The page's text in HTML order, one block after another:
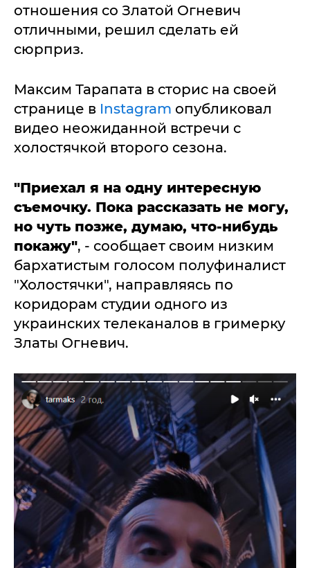
отношения со Златой Огневич
отличными, решил сделать ей
сюрприз.
Максим Тарапата в сторис на своей
странице в Instagram опубликовал
видео неожиданной встречи с
холостячкой второго сезона.
"Приехал я на одну интересную
съемочку. Пока рассказать не могу,
но чуть позже, думаю, что-нибудь
покажу", - сообщает своим низким
бархатистым голосом полуфиналист
"Холостячки", направляясь по
коридорам студии одного из
украинских телеканалов в гримерку
Златы Огневич.